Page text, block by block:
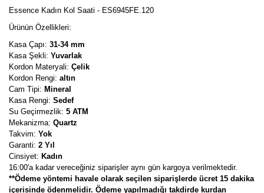
Essence Kadın Kol Saati - ES6945FE.120
Ürünün Özellikleri:
Kasa Çapı: 31-34 mm
Kasa Şekli: Yuvarlak
Kordon Materyali: Çelik
Kordon Rengi: altın
Cam Tipi: Mineral
Kasa Rengi: Sedef
Su Geçirmezlik: 5 ATM
Mekanizma: Quartz
Takvim: Yok
Garanti: 2 Yıl
Cinsiyet: Kadın
16:00'a kadar vereceğiniz siparişler aynı gün kargoya verilmektedir.
**Ödeme yöntemi havale olarak seçilen siparişlerde ücret 15 dakika
içerisinde ödenmelidir. Ödeme yapılmadığı takdirde kurdan